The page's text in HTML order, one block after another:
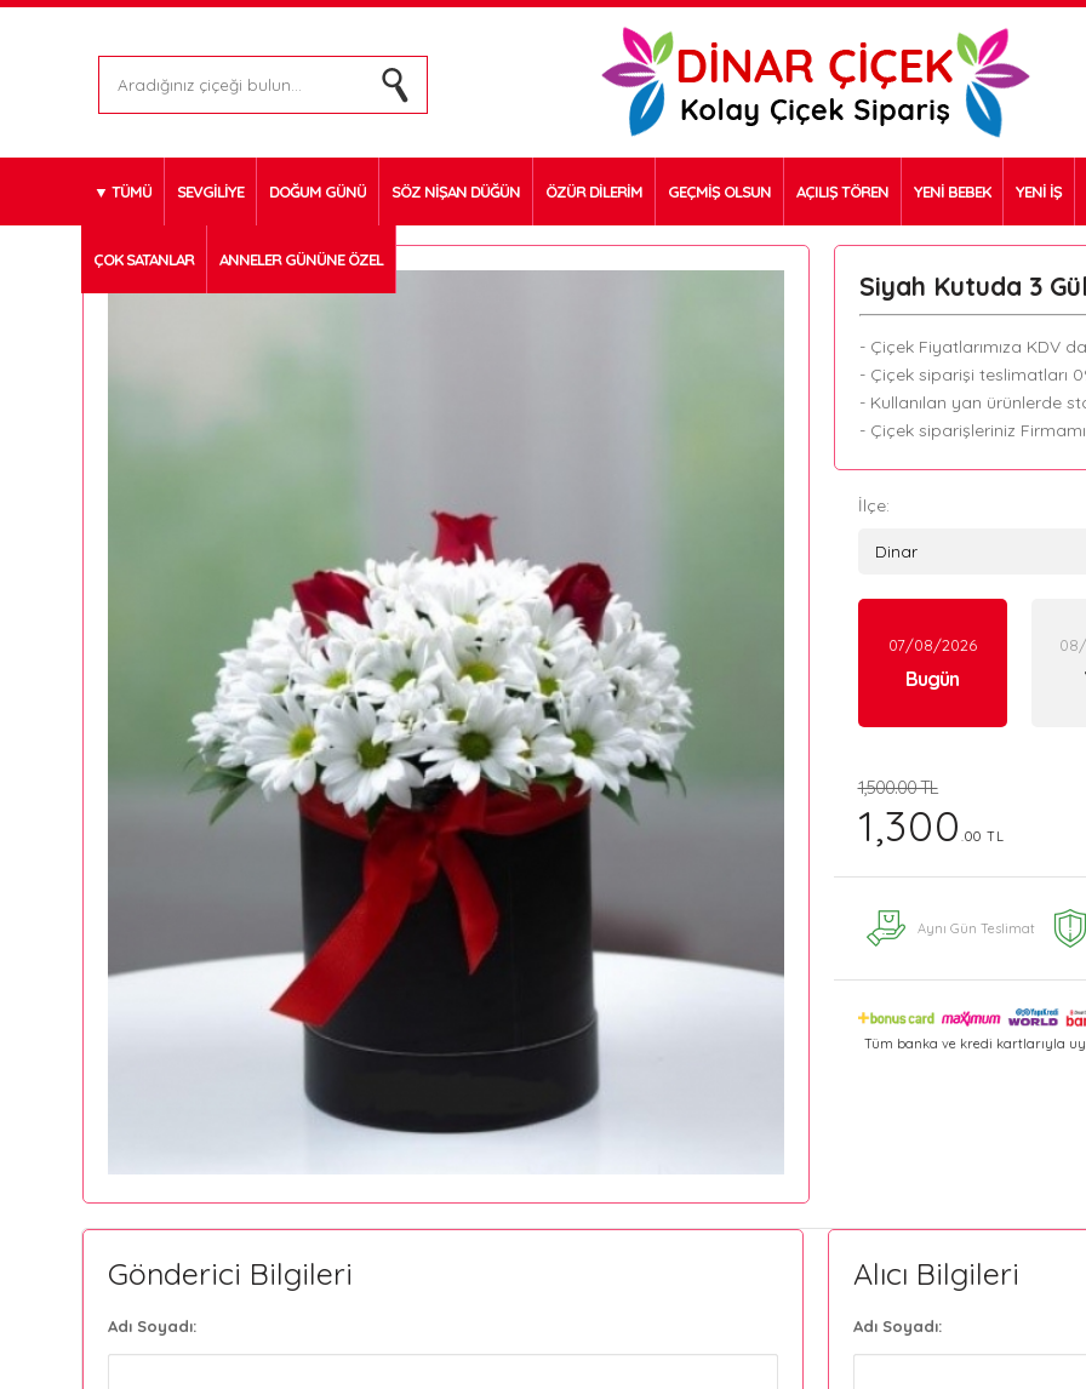
TÜMÜ SEVGİLİYE DOĞUM GÜNÜ SÖZ NİŞAN DÜĞÜN ÖZÜR DİLERİM GEÇMİŞ OLSUN AÇILIŞ TÖREN YENİ BEBEK YENİ İŞ
ÇOK SATANLAR ANNELER GÜNÜNE ÖZEL
Siyah Kutuda 3
- Çiçek Fiyatlarımıza KDV
- Çiçek siparişi teslimatları
- Kullanılan yan ürünlerde
- Çiçek siparişleriniz
İlçe:
07/08/2026
Bugün
1,500.00 TL
1,300 .00 TL
Aynı Gün Teslimat
Tüm banka ve kredi kartlarıyla
Gönderici Bilgileri
Adı Soyadı:
Alıcı Bilgileri
Adı Soyadı: